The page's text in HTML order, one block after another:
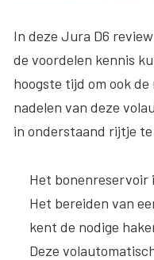
In deze Jura D6
de voordelen kennis
hoogste tijd om ook
nadelen van deze
in onderstaand rijtje
Het bonenreservoir
Het bereiden van
kent de nodige
Deze